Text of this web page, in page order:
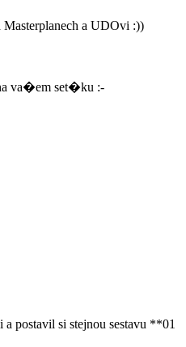
a UDOvi :))
va�em set�ku :-
postavil si stejnou sestavu **01